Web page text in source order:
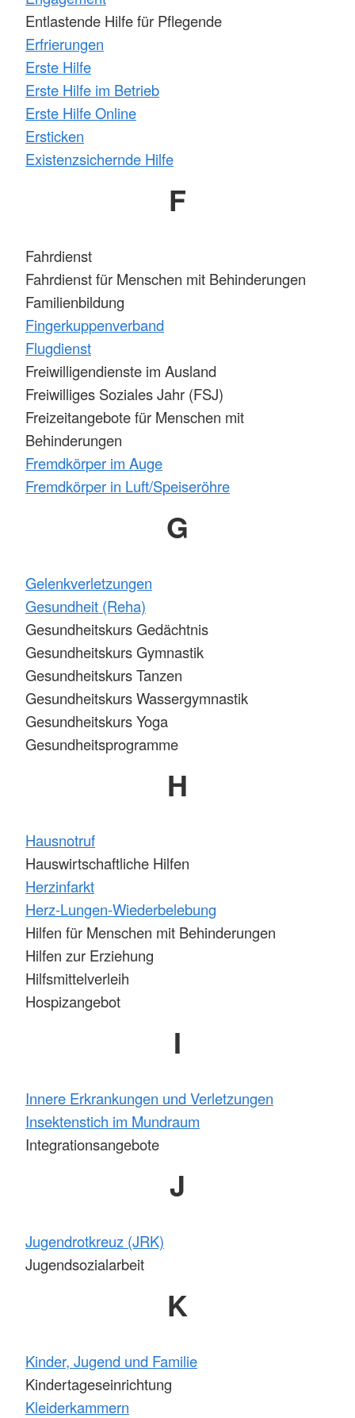
Entlastende Hilfe für Pflegende
Erfrierungen
Erste Hilfe
Erste Hilfe im Betrieb
Erste Hilfe Online
Ersticken
Existenzsichernde Hilfe
F
Fahrdienst
Fahrdienst für Menschen mit Behinderungen
Familienbildung
Fingerkuppenverband
Flugdienst
Freiwilligendienste im Ausland
Freiwilliges Soziales Jahr (FSJ)
Freizeitangebote für Menschen mit
Behinderungen
Fremdkörper im Auge
Fremdkörper in Luft/Speiseröhre
G
Gelenkverletzungen
Gesundheit (Reha)
Gesundheitskurs Gedächtnis
Gesundheitskurs Gymnastik
Gesundheitskurs Tanzen
Gesundheitskurs Wassergymnastik
Gesundheitskurs Yoga
Gesundheitsprogramme
H
Hausnotruf
Hauswirtschaftliche Hilfen
Herzinfarkt
Herz-Lungen-Wiederbelebung
Hilfen für Menschen mit Behinderungen
Hilfen zur Erziehung
Hilfsmittelverleih
Hospizangebot
I
Innere Erkrankungen und Verletzungen
Insektenstich im Mundraum
Integrationsangebote
J
Jugendrotkreuz (JRK)
Jugendsozialarbeit
K
Kinder, Jugend und Familie
Kindertageseinrichtung
Kleiderkammern